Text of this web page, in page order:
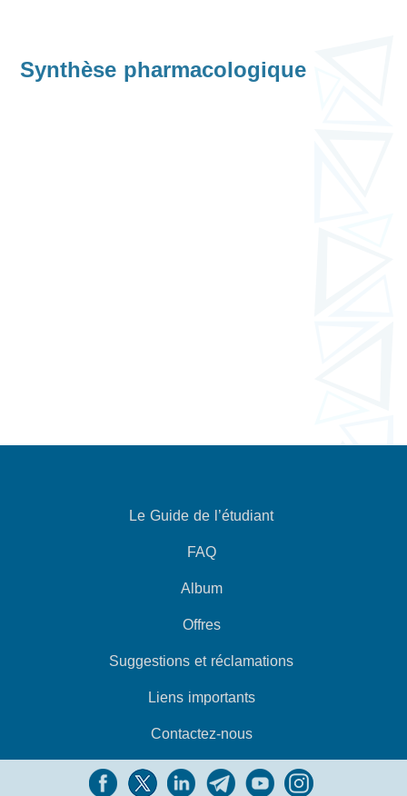
Synthèse pharmacologique
Le Guide de l’étudiant
FAQ
Album
Offres
Suggestions et réclamations
Liens importants
Contactez-nous